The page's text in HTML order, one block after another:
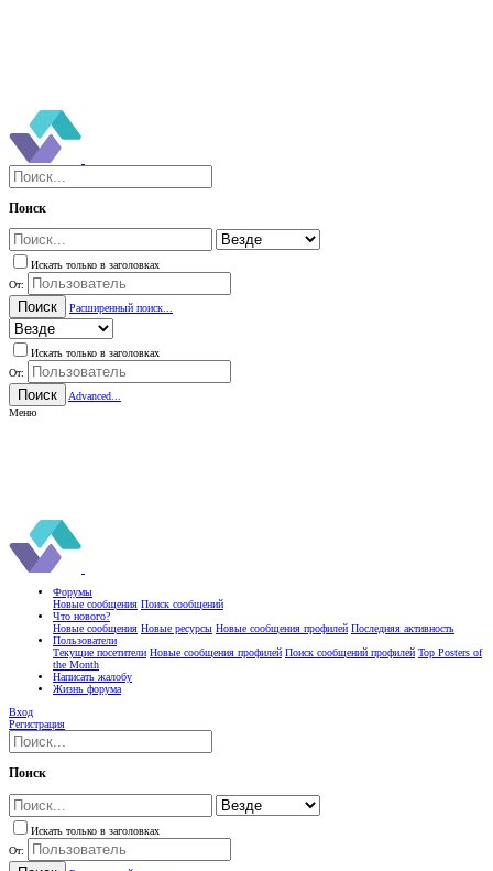
Поиск
Искать только в заголовках
От:
Поиск Расширенный поиск...
Искать только в заголовках
От:
Поиск
Advanced...
Меню
Форумы
Новые сообщения Поиск сообщений
Что нового?
Новые сообщения Новые ресурсы Новые сообщения профилей Последняя активность
Пользователи
Текущие посетители Новые сообщения профилей Поиск сообщений профилей Top Posters of
the Month
Написать жалобу
Жизнь форума
Вход
Регистрация
Поиск
Искать только в заголовках
От: